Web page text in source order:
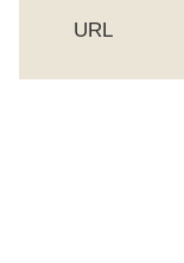
URL